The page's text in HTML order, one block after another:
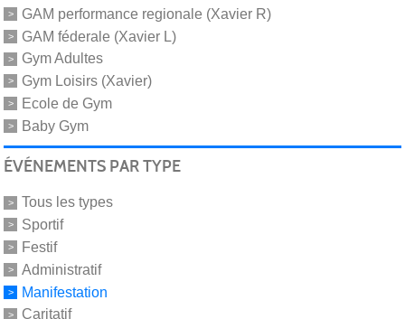
GAM performance regionale (Xavier R)
GAM féderale (Xavier L)
Gym Adultes
Gym Loisirs (Xavier)
Ecole de Gym
Baby Gym
ÉVÉNEMENTS PAR TYPE
Tous les types
Sportif
Festif
Administratif
Manifestation
Caritatif